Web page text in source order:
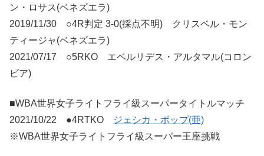
ン・ロサス(ベネズエラ)
2019/11/30 ○4R判定 3-0(採点不明) クリスベル・モン
ティージャ(ベネズエラ)
2021/07/17 ○5RKO エベルリデス・アルタマル(コロン
ビア)
■WBA世界女子ライトフライ級スーパータイトルマッチ
2021/10/22 ●4RTKO
ジェシカ・ボップ(亜)
※WBA世界女子ライトフライ級スーパー王座挑戦